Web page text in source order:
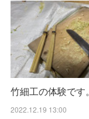
竹細工の体験です。
2022.12.19 13:00